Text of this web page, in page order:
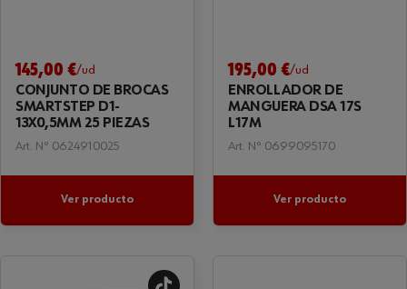
145,00 €/ud
CONJUNTO DE BROCAS
SMARTSTEP D1-
13X0,5MM 25 PIEZAS
Art. Nº 0624910025
Ver producto
195,00 €/ud
ENROLLADOR DE
MANGUERA DSA 17S
L17M
Art. Nº 0699095170
Ver producto